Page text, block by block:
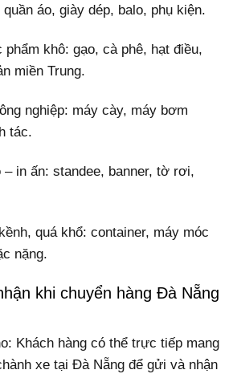
áo, giày dép, balo, phụ kiện.
khô: gạo, cà phê, hạt điều,
miền Trung.
nghiệp: máy cày, máy bơm
tác.
– in ấn: standee, banner, tờ rơi,
quá khổ: container, máy móc
nặng.
khi chuyển hàng Đà Nẵng
Khách hàng có thể trực tiếp mang
xe tại Đà Nẵng để gửi và nhận